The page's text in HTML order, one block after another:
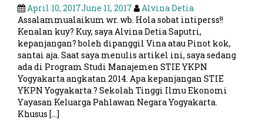
April 10, 2017June 11, 2017
Alvina Detia
Assalammualaikum wr. wb. Hola sobat intiperss!!
Kenalan kuy? Kuy, saya Alvina Detia Saputri,
kepanjangan? boleh dipanggil Vina atau Pinot kok,
santai aja. Saat saya menulis artikel ini, saya sedang
ada di Program Studi Manajemen STIE YKPN
Yogyakarta angkatan 2014. Apa kepanjangan STIE
YKPN Yogyakarta ? Sekolah Tinggi Ilmu Ekonomi
Yayasan Keluarga Pahlawan Negara Yogyakarta.
Khusus […]